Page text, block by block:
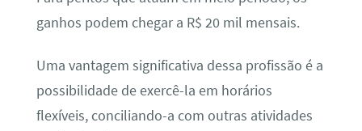
ganhos podem chegar a R$ 20 mil mensais.
Uma vantagem significativa dessa profissão é a
possibilidade de exercê-la em horários
flexíveis, conciliando-a com outras atividades